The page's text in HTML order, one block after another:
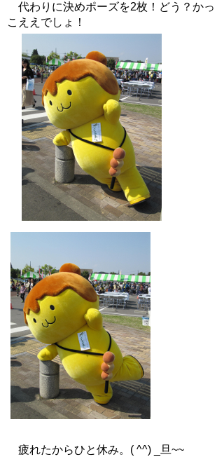
代わりに決めポーズを2枚！どう？かっ
こええでしょ！
疲れたからひと休み。( ^^) _旦~~